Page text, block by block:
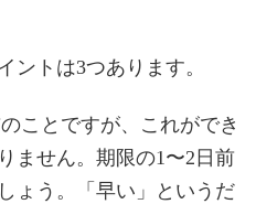
ントは3つあります。
のことですが、これができ
ません。期限の1〜2日前
ょう。「早い」というだ